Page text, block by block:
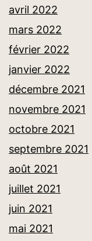
avril 2022
mars 2022
février 2022
janvier 2022
décembre 2021
novembre 2021
octobre 2021
septembre 2021
août 2021
juillet 2021
juin 2021
mai 2021